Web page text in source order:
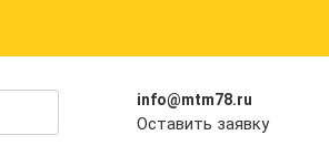
info@mtm78.ru
Оставить заявку